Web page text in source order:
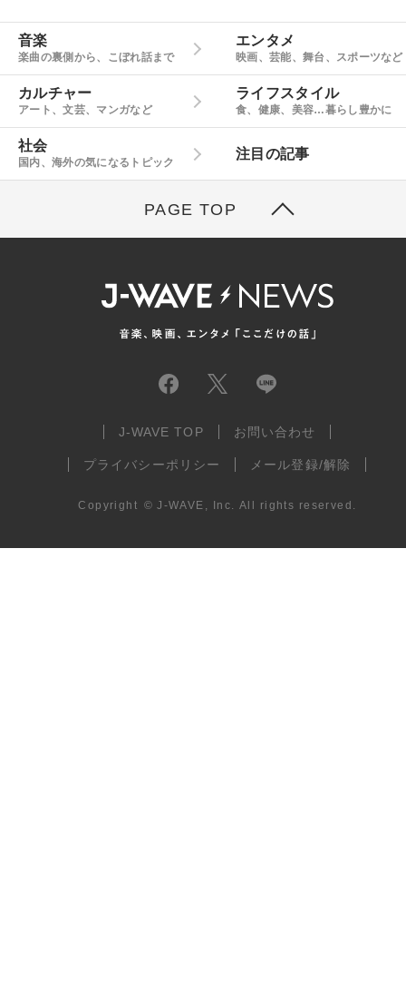
音楽
楽曲の裏側から、こぼれ話まで
エンタメ
映画、芸能、舞台、スポーツなど
カルチャー
アート、文芸、マンガなど
ライフスタイル
食、健康、美容…暮らし豊かに
社会
国内、海外の気になるトピック
注目の記事
PAGE TOP
J-WAVE TOP お問い合わせ
プライバシーポリシー メール登録/解除
Copyright © J-WAVE, Inc. All rights reserved.